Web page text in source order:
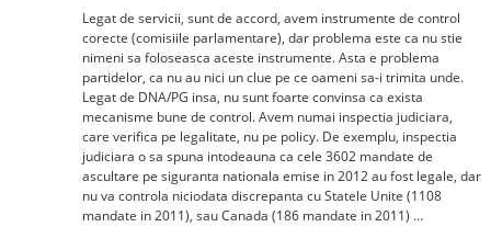
Legat de servicii, sunt de accord, avem instrumente de control
corecte (comisiile parlamentare), dar problema este ca nu stie
nimeni sa foloseasca aceste instrumente. Asta e problema
partidelor, ca nu au nici un clue pe ce oameni sa-i trimita unde.
Legat de DNA/PG insa, nu sunt foarte convinsa ca exista
mecanisme bune de control. Avem numai inspectia judiciara,
care verifica pe legalitate, nu pe policy. De exemplu, inspectia
judiciara o sa spuna intodeauna ca cele 3602 mandate de
ascultare pe siguranta nationala emise in 2012 au fost legale, dar
nu va controla niciodata discrepanta cu Statele Unite (1108
mandate in 2011), sau Canada (186 mandate in 2011) …